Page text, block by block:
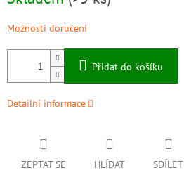
Možnosti doručení
Přidat do košíku
Detailní informace
ZEPTAT SE HLÍDAT SDÍLET